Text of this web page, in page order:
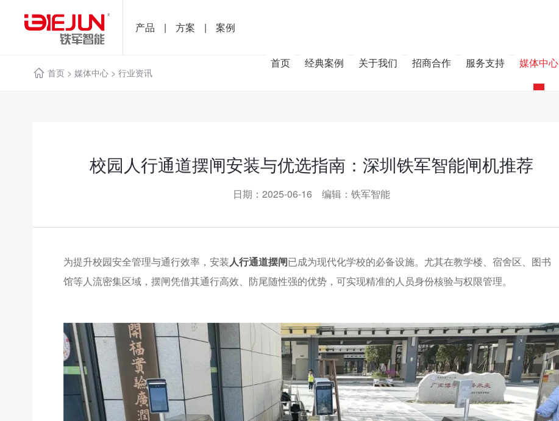
产品 | 方案 | 案例
首页 经典案例 关于我们 招商合作 服务支持 媒体中心
首页> 媒体中心> 行业资讯
校园人行通道摆闸安装与优选指南：深圳铁军智能闸机推荐
日期：2025-06-16 编辑：铁军智能
为提升校园安全管理与通行效率，安装人行通道摆闸已成为现代化学校的必备设施。尤其在教学楼、宿舍区、图书
馆等人流密集区域，摆闸凭借其通行高效、防尾随性强的优势，可实现精准的人员身份核验与权限管理。